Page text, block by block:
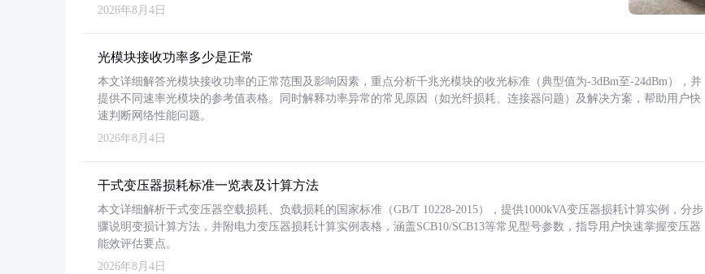
2026年8月4日
光模块接收功率多少是正常
本文详细解答光模块接收功率的正常范围及影响因素，重点分析千兆光模块的收光标准（典型值为-3dBm至-24dBm），并
提供不同速率光模块的参考值表格。同时解释功率异常的常见原因（如光纤损耗、连接器问题）及解决方案，帮助用户快
速判断网络性能问题。
2026年8月4日
干式变压器损耗标准一览表及计算方法
本文详细解析干式变压器空载损耗、负载损耗的国家标准（GB/T 10228-2015），提供1000kVA变压器损耗计算实例，分步
骤说明变损计算方法，并附电力变压器损耗计算实例表格，涵盖SCB10/SCB13等常见型号参数，指导用户快速掌握变压器
能效评估要点。
2026年8月4日